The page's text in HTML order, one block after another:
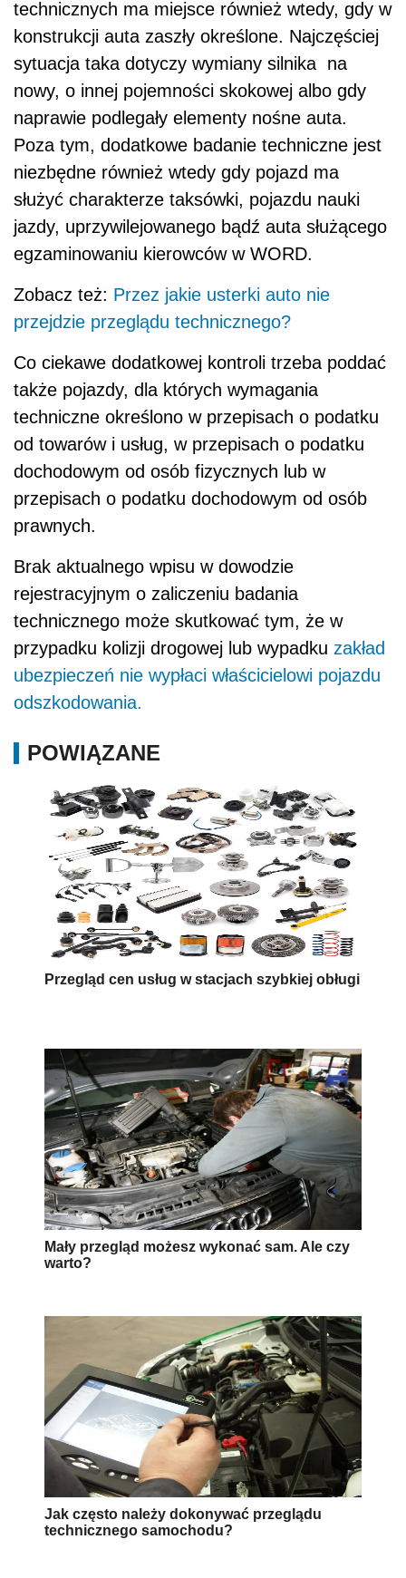
technicznych ma miejsce również wtedy, gdy w
konstrukcji auta zaszły określone. Najczęściej
sytuacja taka dotyczy wymiany silnika na
nowy, o innej pojemności skokowej albo gdy
naprawie podlegały elementy nośne auta.
Poza tym, dodatkowe badanie techniczne jest
niezbędne również wtedy gdy pojazd ma
służyć charakterze taksówki, pojazdu nauki
jazdy, uprzywilejowanego bądź auta służącego
egzaminowaniu kierowców w WORD.
Zobacz też: Przez jakie usterki auto nie
przejdzie przeglądu technicznego?
Co ciekawe dodatkowej kontroli trzeba poddać
także pojazdy, dla których wymagania
techniczne określono w przepisach o podatku
od towarów i usług, w przepisach o podatku
dochodowym od osób fizycznych lub w
przepisach o podatku dochodowym od osób
prawnych.
Brak aktualnego wpisu w dowodzie
rejestracyjnym o zaliczeniu badania
technicznego może skutkować tym, że w
przypadku kolizji drogowej lub wypadku zakład
ubezpieczeń nie wypłaci właścicielowi pojazdu
odszkodowania.
POWIĄZANE
Przegląd cen usług w stacjach szybkiej obługi
Mały przegląd możesz wykonać sam. Ale czy
warto?
Jak często należy dokonywać przeglądu
technicznego samochodu?